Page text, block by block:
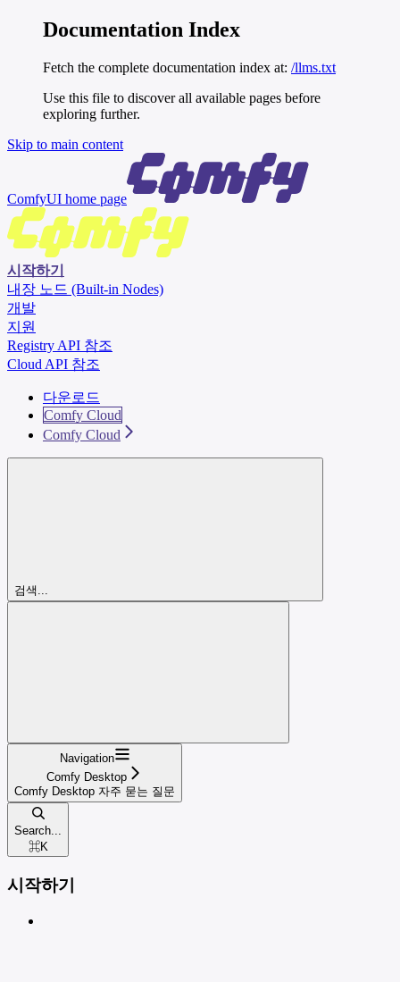
Documentation Index
Fetch the complete documentation index at: /llms.txt
Use this file to discover all available pages before
exploring further.
Skip to main content
ComfyUI home page
시작하기
내장 노드 (Built-in Nodes)
개발
지원
Registry API 참조
Cloud API 참조
다운로드
Comfy Cloud
Comfy Cloud
검색...
Navigation
Comfy Desktop
Comfy Desktop 자주 묻는 질문
Search...
⌘K
시작하기